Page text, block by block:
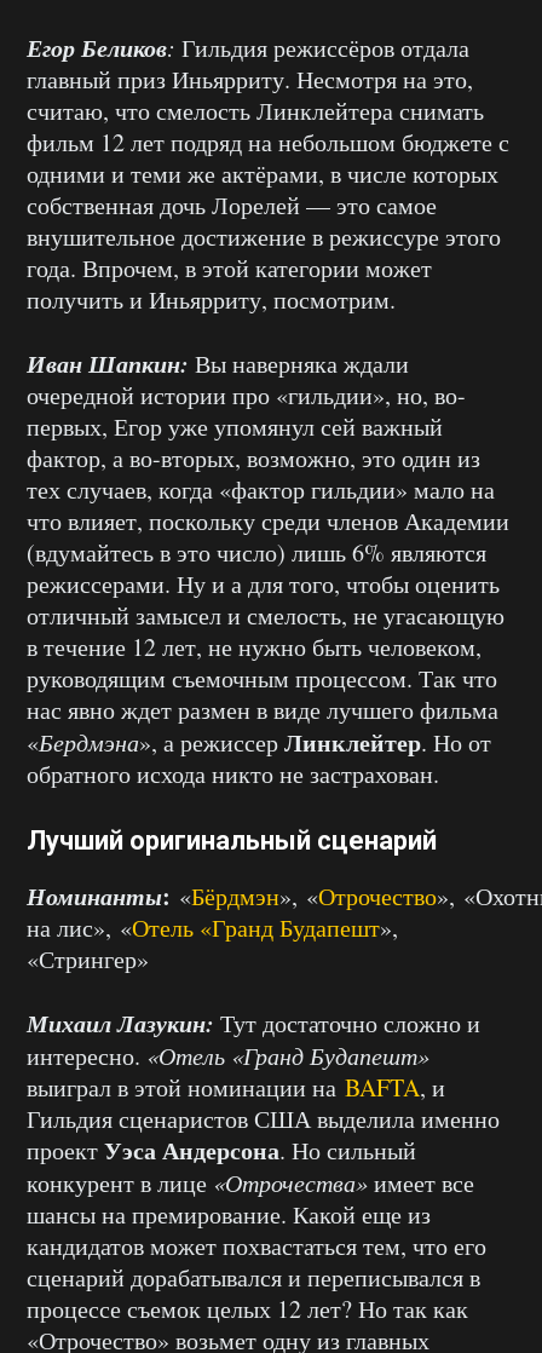
Егор Беликов: Гильдия режиссёров отдала
главный приз Иньярриту. Несмотря на это,
считаю, что смелость Линклейтера снимать
фильм 12 лет подряд на небольшом бюджете с
одними и теми же актёрами, в числе которых
собственная дочь Лорелей — это самое
внушительное достижение в режиссуре этого
года. Впрочем, в этой категории может
получить и Иньярриту, посмотрим.
Иван Шапкин: Вы наверняка ждали
очередной истории про «гильдии», но, во-
первых, Егор уже упомянул сей важный
фактор, а во-вторых, возможно, это один из
тех случаев, когда «фактор гильдии» мало на
что влияет, поскольку среди членов Академии
(вдумайтесь в это число) лишь 6% являются
режиссерами. Ну и а для того, чтобы оценить
отличный замысел и смелость, не угасающую
в течение 12 лет, не нужно быть человеком,
руководящим съемочным процессом. Так что
нас явно ждет размен в виде лучшего фильма
«Бердмэна», а режиссерЛинклейтер. Но от
обратного исхода никто не застрахован.
Лучший оригинальный сценарий
Номинанты: «Бёрдмэн», «Отрочество»,
на лис», «Отель «Гранд Будапешт»,
«Стрингер»
Михаил Лазукин: Тут достаточно сложно и
интересно. «Отель «Гранд Будапешт»
выиграл в этой номинации на BAFTA, и
Гильдия сценаристов США выделила именно
проектУэса Андерсона. Но сильный
конкурент в лице «Отрочества»имеет все
шансы на премирование. Какой еще из
кандидатов может похвастаться тем, что его
сценарий дорабатывался и переписывался в
процессе съемок целых 12 лет? Но так как
«Отрочество» возьмет одну из главных